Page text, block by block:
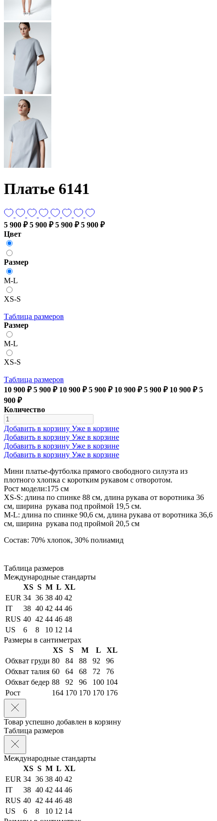
Платье 6141
5 900 ₽ 5 900 ₽ 5 900 ₽ 5 900 ₽
Цвет
Размер
M-L
XS-S
Таблица размеров
Размер
M-L
XS-S
Таблица размеров
10 900 ₽ 5 900 ₽ 10 900 ₽ 5 900 ₽ 10 900 ₽ 5 900 ₽ 10 900 ₽ 5
900 ₽
Количество
Добавить в корзину Уже в корзине
Добавить в корзину Уже в корзине
Добавить в корзину Уже в корзине
Добавить в корзину Уже в корзине
Мини платье-футболка прямого свободного силуэта из
плотного хлопка с коротким рукавом с отворотом.
Рост модели:175 см
XS-S: длина по спинке 88 см, длина рукава от воротника 36
см, ширина рукава под проймой 19,5 см.
М-L: длина по спинке 90,6 см, длина рукава от воротника 36,6
см, ширина рукава под проймой 20,5 см
Состав: 70% хлопок, 30% полиамид
Таблица размеров
Международные стандарты
XS S M L XL
EUR 34 36 38 40 42
IT
38 40 42 44 46
RUS 40 42 44 46 48
US
6 8 10 12 14
Размеры в сантиметрах
XS
S M L
XL
Обхват груди 80 84 88 92
96
Обхват талия 60 64 68 72
76
Обхват бедер 88 92 96 100 104
Рост
164 170 170 170 176
Товар успешно добавлен в корзину
Таблица размеров
Международные стандарты
XS S M L XL
EUR 34 36 38 40 42
IT
38 40 42 44 46
RUS 40 42 44 46 48
US
6 8 10 12 14